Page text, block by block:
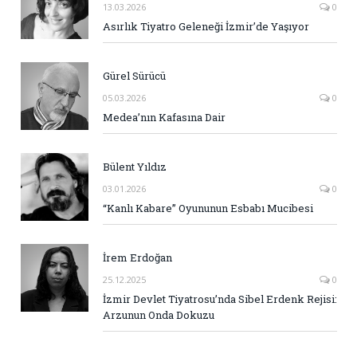
13.03.2026 0
Asırlık Tiyatro Geleneği İzmir’de Yaşıyor
Gürel Sürücü
05.03.2026 0
Medea’nın Kafasına Dair
Bülent Yıldız
03.01.2026 0
“Kanlı Kabare” Oyununun Esbabı Mucibesi
İrem Erdoğan
25.12.2025 0
İzmir Devlet Tiyatrosu’nda Sibel Erdenk Rejisi:
Arzunun Onda Dokuzu